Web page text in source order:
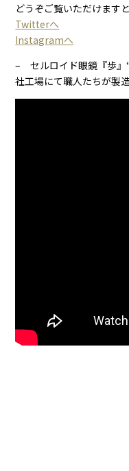
どうぞご覧いただけます
Twitterへ
Instagramへ
– セルロイド眼鏡『歩』
社工場にて職人たちが製